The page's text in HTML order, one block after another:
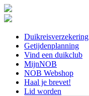
Duikreisverzekering
Getijdenplanning
Vind een duikclub
MijnNOB
NOB Webshop
Haal je brevet!
Lid worden